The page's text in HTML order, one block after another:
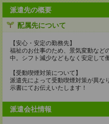
派遣先の概要
配属先について
【安心・安定の勤務先】
福祉のお仕事のため、景気変動など
中。シフト減少などもなく安定して
【受動喫煙対策について】
派遣先によって受動喫煙対策が異な
示書にてお伝えいたします！
派遣会社情報